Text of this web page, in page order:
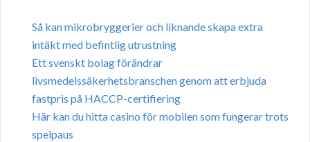
Så kan mikrobryggerier och liknande skapa extra
intäkt med befintlig utrustning
Ett svenskt bolag förändrar
livsmedelssäkerhetsbranschen genom att erbjuda
fastpris på HACCP-certifiering
Här kan du hitta casino för mobilen som fungerar trots
spelpaus